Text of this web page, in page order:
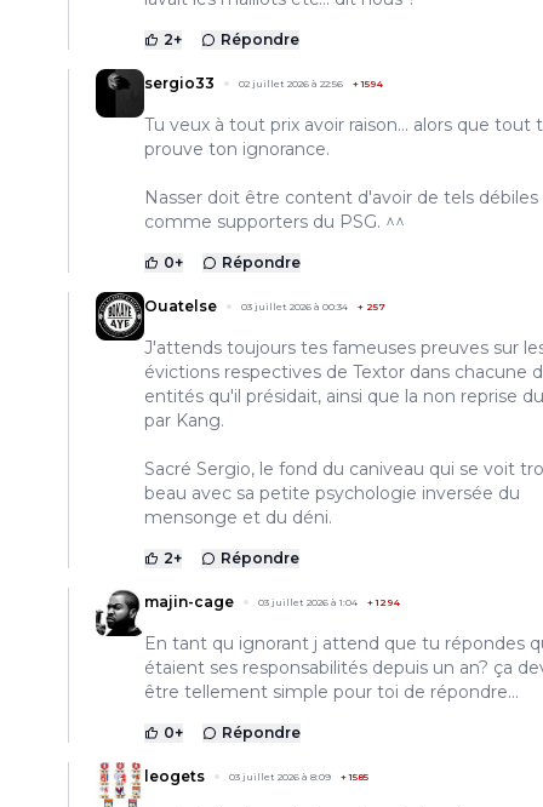
2+ Répondre
sergio33 02 juillet 2026 à 22:56 +1594
Tu veux à tout prix avoir raison... alors que tout
prouve ton ignorance.
Nasser doit être content d'avoir de tels débiles
comme supporters du PSG. ^^
0+ Répondre
Ouatelse 03 juillet 2026 à 00:34 + 257
J'attends toujours tes fameuses preuves sur
évictions respectives de Textor dans chacune
entités qu'il présidait, ainsi que la non reprise
par Kang.
Sacré Sergio, le fond du caniveau qui se voit
beau avec sa petite psychologie inversée du
mensonge et du déni.
2+ Répondre
majin-cage 03 juillet 2026 à 1:04 +1294
En tant qu ignorant j attend que tu répondes
étaient ses responsabilités depuis un an? ça
être tellement simple pour toi de répondre...
0+ Répondre
leogets 03 juillet 2026 à 8:09 +1585